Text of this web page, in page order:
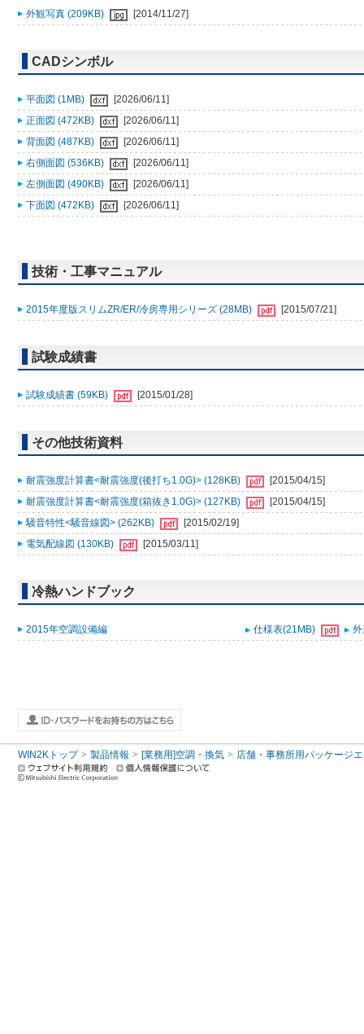
外観写真 (209KB) [2014/11/27]
CADシンボル
平面図 (1MB)
[2026/06/11]
正面図 (472KB)
[2026/06/11]
背面図 (487KB)
[2026/06/11]
右側面図 (536KB)
[2026/06/11]
左側面図 (490KB)
[2026/06/11]
下面図 (472KB)
[2026/06/11]
技術・工事マニュアル
2015年度版スリムZR/ER/冷房専用シリーズ (28MB) [2015/07/21]
試験成績書
試験成績書 (59KB) [2015/01/28]
その他技術資料
耐震強度計算書<耐震強度(後打ち1.0G)> (128KB)
[2015/04/15]
耐震強度計算書<耐震強度(箱抜き1.0G)> (127KB)
[2015/04/15]
騒音特性<騒音線図> (262KB)
[2015/02/19]
電気配線図 (130KB)
[2015/03/11]
冷熱ハンドブック
2015年空調設備編 仕様表(21MB)
WIN2Kトップ 製品情報 [業務用]空調・換気 店舗・事務所用パッケージ